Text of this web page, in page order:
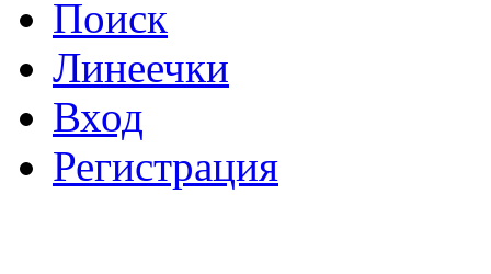
Поиск
Линеечки
Вход
Регистрация